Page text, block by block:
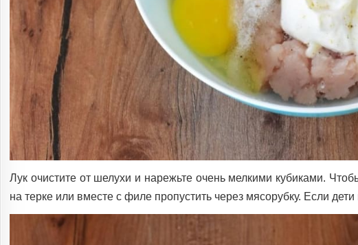
Лук очистите от шелухи и нарежьте очень мелкими кубиками.
на терке или вместе с филе пропустить через мясорубку. Если